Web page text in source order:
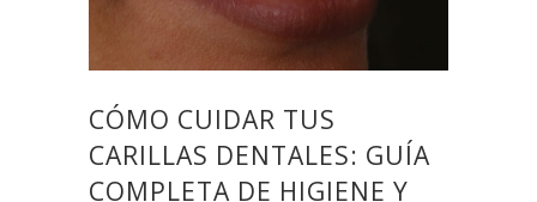
CÓMO CUIDAR TUS
CARILLAS DENTALES: GUÍA
COMPLETA DE HIGIENE Y